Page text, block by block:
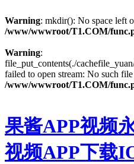
Warning: mkdir(): No space left
/www/wwwroot/T1.COM/
Warning:
file_put_contents(./
failed to open stream: No such
/www/wwwroot/T1.COM/
果酱APP视频
视频APP下载